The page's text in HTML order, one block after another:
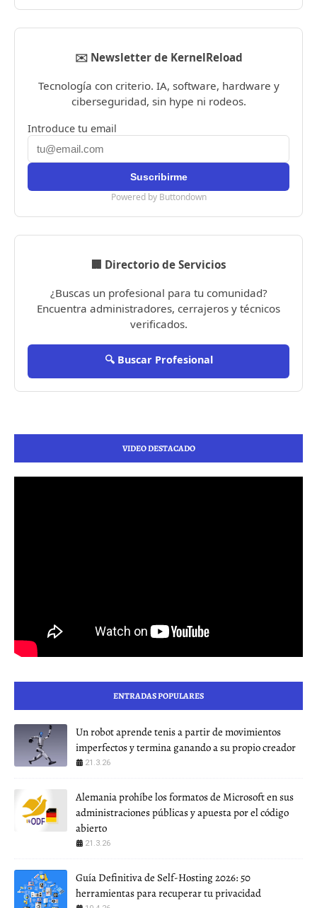
✉️ Newsletter de KernelReload
Tecnología con criterio. IA, software, hardware y
ciberseguridad, sin hype ni rodeos.
Introduce tu email
Powered by Buttondown
🏢 Directorio de Servicios
¿Buscas un profesional para tu comunidad?
Encuentra administradores, cerrajeros y técnicos
verificados.
🔍 Buscar Profesional
VIDEO DESTACADO
ENTRADAS POPULARES
Un robot aprende tenis a partir de movimientos
imperfectos y termina ganando a su propio creador
21.3.26
Alemania prohíbe los formatos de Microsoft en sus
administraciones públicas y apuesta por el código
abierto
21.3.26
Guía Definitiva de Self-Hosting 2026: 50
herramientas para recuperar tu privacidad